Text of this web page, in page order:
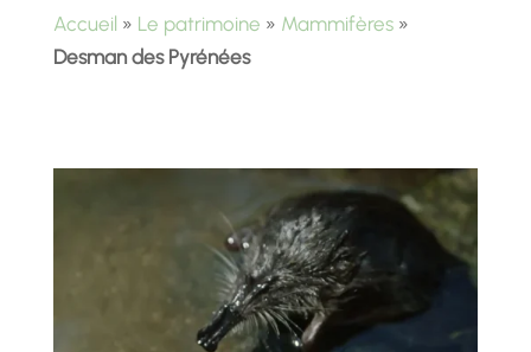
Accueil » Le patrimoine » Mammifères»
Desman des Pyrénées